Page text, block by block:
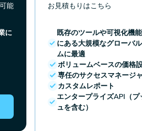
能
に
お見積もりはこちら
既存のツールや可視化機
にある大規模なグローバ
ムに最適
ボリュームベースの価格
専任のサクセスマネージ
カスタムレポート
エンタープライズAPI（プ
ュを含む）